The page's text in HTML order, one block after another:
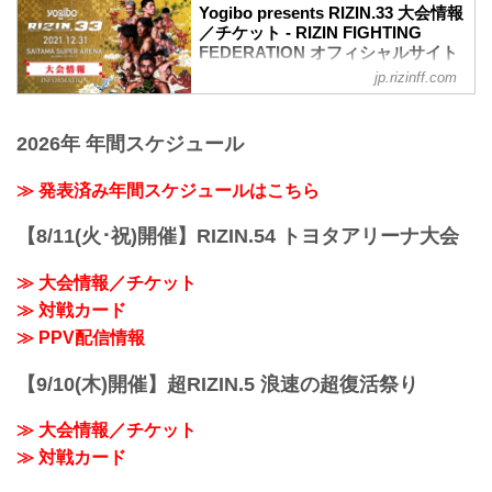
12月31日（金）さいたまスーパーアリー
ナで開催されるYogibo presents RIZIN.33
の出場選手たちによる公開練習を、
17LIVEで生配信することが決定したぞ！
公開練習の様子はRIZIN FF 公式アカウン
行われる予定だ！選手へ質疑の際に、ラ
イブ配信中に寄せられたコメントを選手
大会を間近に控えた選手たちの練習風
チェックしよう！
Yogibo presents RIZIN.33 大会情報
／チケット - RIZIN FIGHTING
FEDERATION オフィシャルサイト
日時
開始
22:30～23:00
※試合内容、イベント進行によって終了
宮線・高崎線）「さいたま新都心」駅か
ら徒歩3分
jp.rizinff.com
2026年 年間スケジュール
≫ 発表済み年間スケジュールはこちら
【8/11(火･祝)開催】RIZIN.54 トヨタアリーナ大会
≫ 大会情報／チケット
≫ 対戦カード
≫ PPV配信情報
【9/10(木)開催】超RIZIN.5 浪速の超復活祭り
≫ 大会情報／チケット
≫ 対戦カード